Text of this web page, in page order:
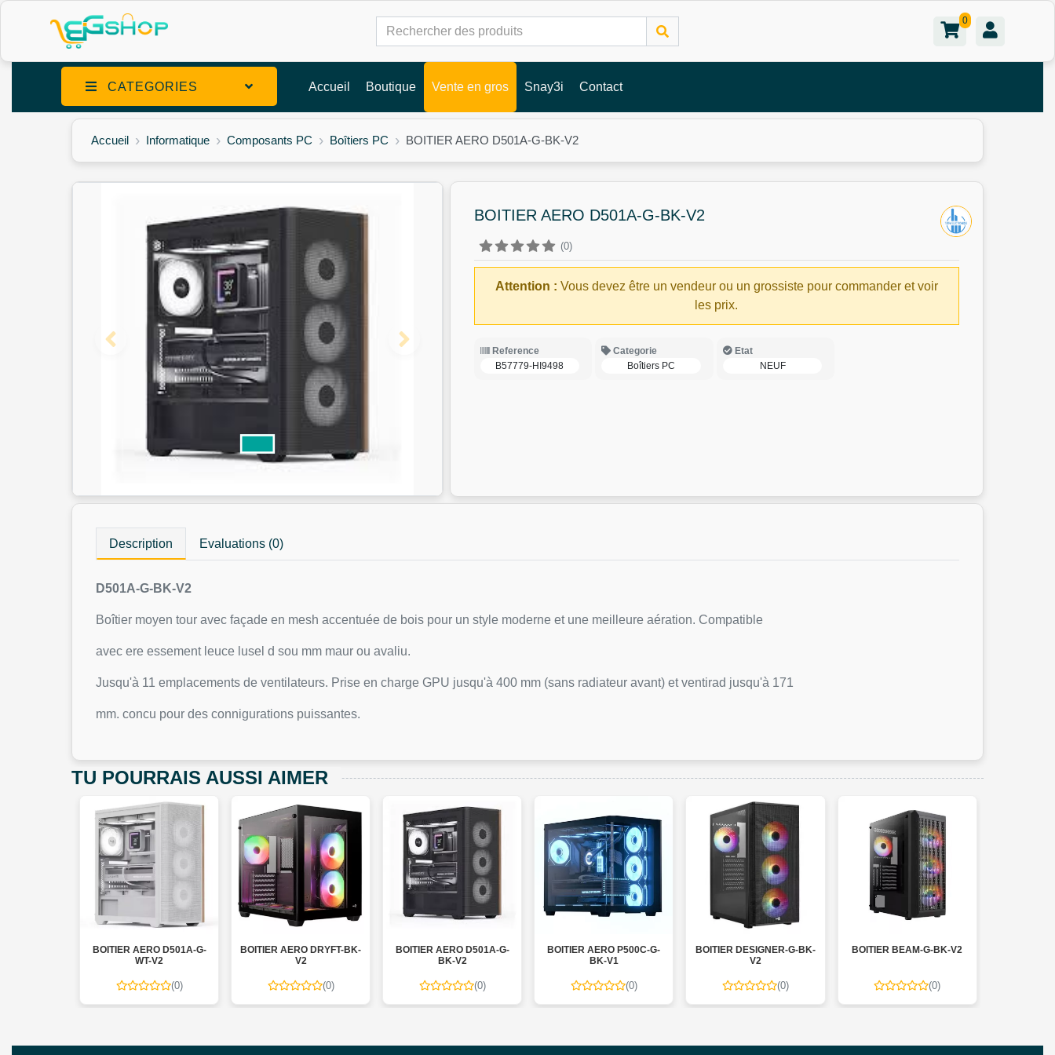
0
CATEGORIES Accueil Boutique Vente en gros Snay3i Contact
Accueil Informatique Composants PC Boîtiers PC BOITIER AERO D501A-G-BK-V2
BOITIER AERO D501A-G-BK-V2
(0)
Attention : Vous devez être un vendeur ou un grossiste pour commander et voir
les prix.
Reference
B57779-HI9498
Categorie
Boîtiers PC
Etat
NEUF
Description Evaluations (0)
D501A-G-BK-V2
Boîtier moyen tour avec façade en mesh accentuée de bois pour un style moderne et une meilleure aération. Compatible
avec ere essement leuce lusel d sou mm maur ou avaliu.
Jusqu'à 11 emplacements de ventilateurs. Prise en charge GPU jusqu'à 400 mm (sans radiateur avant) et ventirad jusqu'à 171
mm. concu pour des connigurations puissantes.
TU POURRAIS AUSSI AIMER
BOITIER AERO D501A-G-
WT-V2
(0)
BOITIER AERO DRYFT-BK-
V2
(0)
BOITIER AERO D501A-G-
BK-V2
(0)
BOITIER AERO P500C-G-
BK-V1
(0)
BOITIER DESIGNER-G-BK-
V2
(0)
BOITIER BEAM-G-BK-V2
(0)